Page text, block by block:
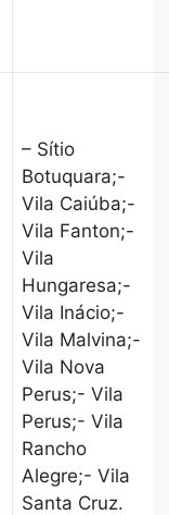
– Sítio
Botuquara;-
Vila Caiúba;-
Vila Fanton;-
Vila
Hungaresa;-
Vila Inácio;-
Vila Malvina;-
Vila Nova
Perus;- Vila
Perus;- Vila
Rancho
Alegre;- Vila
Santa Cruz.